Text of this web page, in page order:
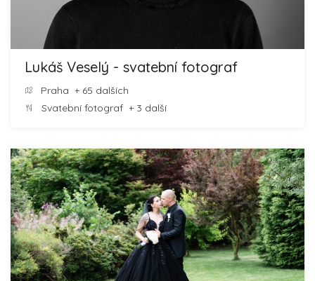
Lukáš Veselý - svatební fotograf
Praha + 65 dalších
Svatební fotograf + 3 další